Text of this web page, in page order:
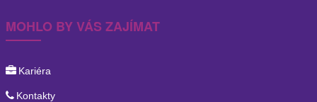
MOHLO BY VÁS ZAJÍMAT
Kariéra
Kontakty